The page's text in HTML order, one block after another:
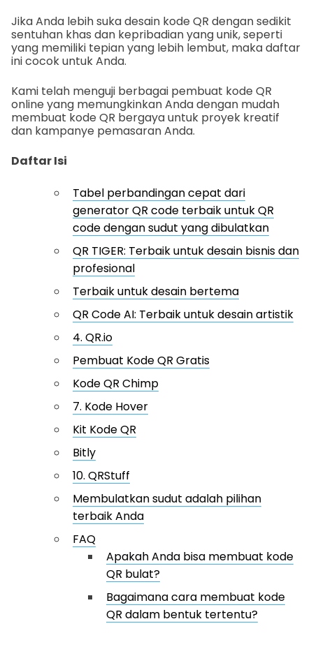
Jika Anda lebih suka desain kode QR dengan sedikit
sentuhan khas dan kepribadian yang unik, seperti
yang memiliki tepian yang lebih lembut, maka daftar
ini cocok untuk Anda.
Kami telah menguji berbagai pembuat kode QR
online yang memungkinkan Anda dengan mudah
membuat kode QR bergaya untuk proyek kreatif
dan kampanye pemasaran Anda.
Daftar Isi
Tabel perbandingan cepat dari
generator QR code terbaik untuk QR
code dengan sudut yang dibulatkan
QR TIGER: Terbaik untuk desain bisnis dan
profesional
Terbaik untuk desain bertema
QR Code AI: Terbaik untuk desain artistik
4. QR.io
Pembuat Kode QR Gratis
Kode QR Chimp
7. Kode Hover
Kit Kode QR
Bitly
10. QRStuff
Membulatkan sudut adalah pilihan
terbaik Anda
FAQ
Apakah Anda bisa membuat kode
QR bulat?
Bagaimana cara membuat kode
QR dalam bentuk tertentu?